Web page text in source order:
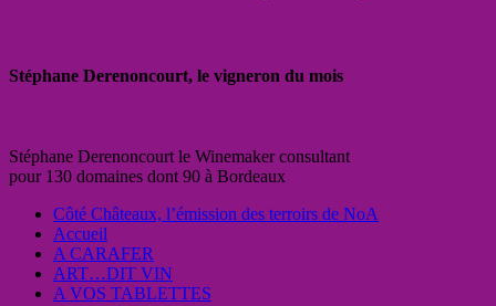
Stéphane Derenoncourt, le vigneron du mois
Stéphane Derenoncourt le Winemaker consultant
pour 130 domaines dont 90 à Bordeaux
Côté Châteaux, l’émission des terroirs de NoA
Accueil
A CARAFER
ART…DIT VIN
A VOS TABLETTES